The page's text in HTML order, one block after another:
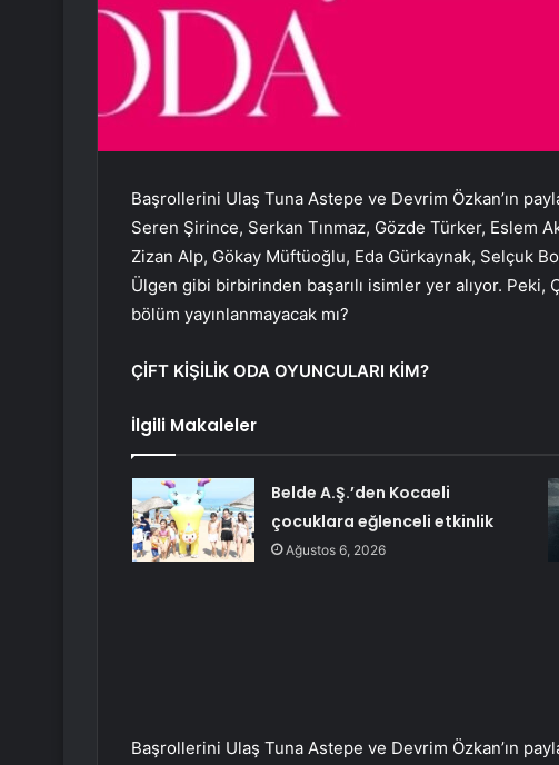
Başrollerini Ulaş Tuna Astepe ve Devrim Özkan’ın
Seren Şirince, Serkan Tınmaz, Gözde Türker, Eslem
Zizan Alp, Gökay Müftüoğlu, Eda Gürkaynak, Selçuk
Ülgen gibi birbirinden başarılı isimler yer alıyor.
bölüm yayınlanmayacak mı?
ÇİFT KİŞİLİK ODA OYUNCULARI KİM?
İlgili Makaleler
Belde A.Ş.’den Kocaeli
çocuklara eğlenceli etkinlik
Ağustos 6, 2026
Başrollerini Ulaş Tuna Astepe ve Devrim Özkan’ın